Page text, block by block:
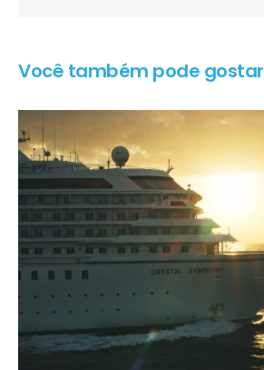
Você também pode gostar